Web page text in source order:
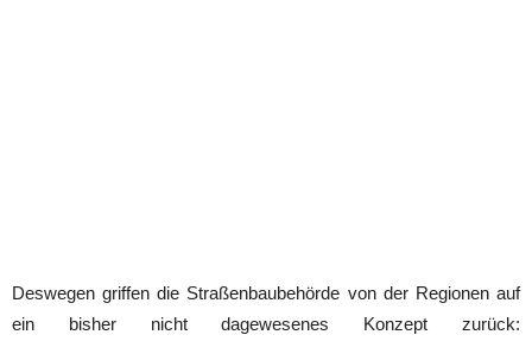
Deswegen griffen die Straßenbaubehörde von der Regionen auf
ein bisher nicht dagewesenes Konzept zurück: